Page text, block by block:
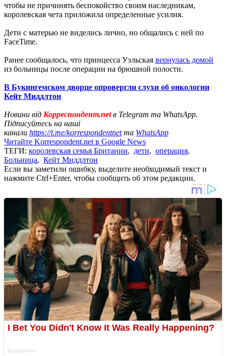
чтобы не причинять беспокойство своим наследникам,
королевская чета приложила определенные усилия.
Дети с матерью не виделись лично, но общались с ней по
FaceTime.
Ранее сообщалось, что принцесса Уэльская вернулась домой
из больницы после операции на брюшной полости.
В Букингемском дворце опровергли слухи об онкологии
Кейт Миддлтон
Новини від Корреспондент.netв Telegram та WhatsApp.
Підписуйтесь на наші
канали https://t.me/korrespondentnetта WhatsApp
Читайте Korrespondent.net в Google News
ТЕГИ: королевская семья Британии, дети, операция,
Больница, Кейт Миддлтон
Если вы заметили ошибку, выделите необходимый текст и
нажмите Ctrl+Enter, чтобы сообщить об этом редакции.